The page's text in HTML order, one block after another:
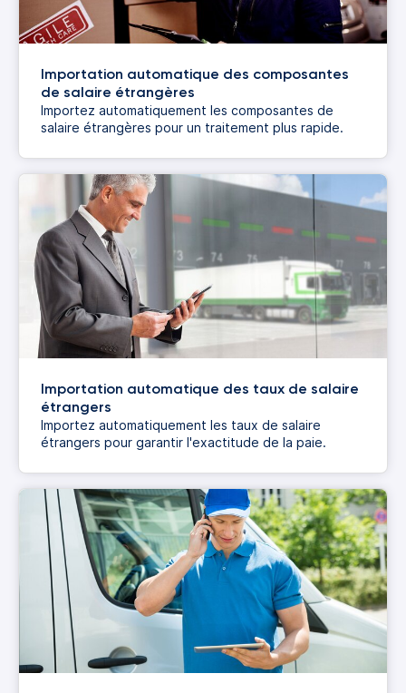
Importation automatique des composantes
de salaire étrangères
Importez automatiquement les composantes de
salaire étrangères pour un traitement plus rapide.
Importation automatique des taux de salaire
étrangers
Importez automatiquement les taux de salaire
étrangers pour garantir l'exactitude de la paie.